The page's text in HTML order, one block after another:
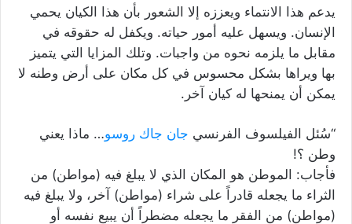
يدعم هذا الانتماء ويعززه إلا الشعور بأن هذا الكيان يحمي
الإنسان. ويسهل عليه أمور حياته. ويكفل له حقوقه في
مقابل ما يلزمه نحوه من واجبات. وتلك المزايا التي يتميز
بها ويراها بشكل محسوس في كل مكان على أرض وطنه لا
يمكن أن يمنحها له كيان آخر.
“سُئل الفيلسوف الفرنسي جان جاك روسو… ماذا يعني
وطن ؟!
فأجاب: الموطن هو المكان الذي لا يبلغ فيه (مواطن) من
الثراء ما يجعله قادراً على شراء (مواطن) آخر، ولا يبلغ فيه
(مواطن) من الفقر ما يجعله مضطراً أن يبيع نفسه أو